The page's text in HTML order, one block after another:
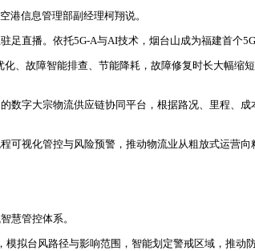
港信息管理部副经理柯翔说。
直播。依托5G-A与AI技术，烟台山成为福建首个
、故障智能排查、节能降耗，故障修复时长大幅缩
字大宗物流供应链协同平台，根据路况、里程、
视化管控与风险预警，推动物流业从粗放式运营向
慧管控体系。
拟台风路径与影响范围，智能划定警戒区域，推动